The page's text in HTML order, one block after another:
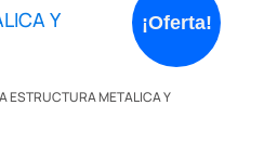
¡Oferta!
ESTRUCTURA METALICA Y